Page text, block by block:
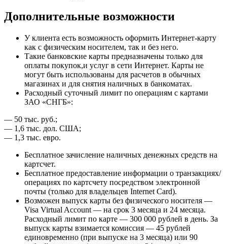
Дополнительные возможности
У клиента есть возможность оформить Интернет-карту
как с физическим носителем, так и без него.
Такие банковские карты предназначены только для
оплаты покупок,и услуг в сети Интернет. Карты не
могут быть использованы для расчетов в обычных
магазинах и для снятия наличных в банкоматах.
Расходный суточный лимит по операциям с картами
ЗАО «СНГБ»:
— 50 тыс. руб.;
— 1,6 тыс. дол. США;
— 1,3 тыс. евро.
Бесплатное зачисление наличных денежных средств на
картсчет.
Бесплатное предоставление информации о транзакциях/
операциях по картсчету посредством электронной
почты (только для владельцев Internet Card).
Возможен выпуск карты без физического носителя —
Visa Virtual Account — на срок 3 месяца и 24 месяца.
Расходный лимит по карте — 300 000 рублей в день. За
выпуск карты взимается комиссия — 45 рублей
единовременно (при выпуске на 3 месяца) или 90